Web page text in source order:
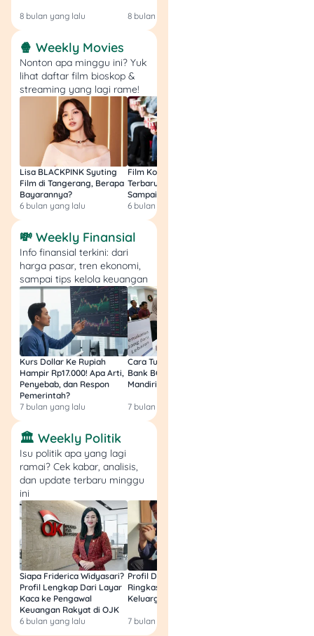
dilakukan langsung
harus antre di
cabang.
Via Internet Banking
atau Situs Resmi
Beberapa bank juga
sudah
menambahkan fitur
blokir kartu lewat
internet bankingatau
website
resmi
mereka. Tinggal
pengelolaan kartu,
input data diri, lalu
konfirmasi
pemblokiran.
Datang ke Cabang
Bank
Jika aksescall center
atau aplikasi nggak
memungkinkan, opsi
terakhir adalah
langsung
mendatangi cabang
Jangan lupa bawa
identitas diri dan
buku tabungan
(kalau ada) untuk
memperlancar
proses.
Dengan tindakan cepat ini,
risiko penyalahgunaan
kartu ATM bisa dicegah
meski kartu jatuh ke tangan
orang lain.
8 bulan yang lalu 8 bulan yang lalu
🍿 Weekly Movies
Nonton apa minggu ini? Yuk
lihat daftar film bioskop &
streaming yang lagi rame!
Lisa BLACKPINK Syuting
Film di Tangerang, Berapa
Bayarannya?
6 bulan yang lalu
Film Komedi Indonesia
Terbaru 2026, Siap Ngakak
Sampai Sakit Perut!
6 bulan yang lalu
💸 Weekly Finansial
Info finansial terkini: dari
harga pasar, tren ekonomi,
sampai tips kelola keuangan
Kurs Dollar Ke Rupiah
Hampir Rp17.000! Apa Arti,
Penyebab, dan Respon
Pemerintah?
7 bulan yang lalu
Cara Tukar Uang Baru di
Bank BCA (Umum, BNI,
Mandiri, BRI, dan BSI) 2026!
7 bulan yang lalu
🏛️ Weekly Politik
Isu politik apa yang lagi
ramai? Cek kabar, analisis,
dan update terbaru minggu
ini
Siapa Friderica Widyasari?
Profil Lengkap Dari Layar
Kaca ke Pengawal
Keuangan Rakyat di OJK
6 bulan yang lalu
Profil Darma Mangkuluhur:
Ringkas Latar Belakang
Keluarga dan Bisnisnya
7 bulan yang lalu